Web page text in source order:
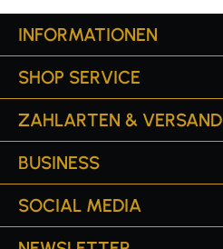
INFORMATIONEN
SHOP SERVICE
ZAHLARTEN & VERSAND
BUSINESS
SOCIAL MEDIA